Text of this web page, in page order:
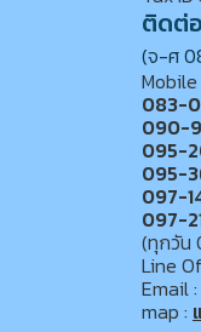
ติดต่
(จ-ศ
Mobile
083-
090-
095-
095-
097-
097-
(ทุกวัน
Line
Email
map :